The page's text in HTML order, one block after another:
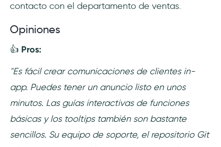
contacto con el departamento de ventas.
Opiniones
👍 Pros:
"Es fácil crear comunicaciones de clientes in-
app. Puedes tener un anuncio listo en unos
minutos. Las guías interactivas de funciones
básicas y los tooltips también son bastante
sencillos. Su equipo de soporte, el repositorio Git